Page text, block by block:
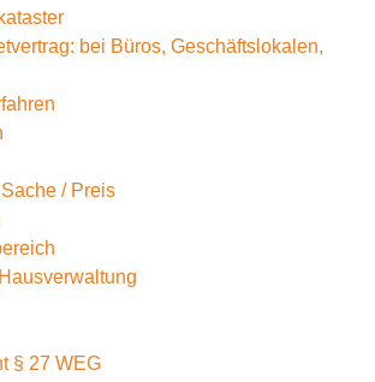
bei Büros, Geschäftslokalen,
/ Preis
§ 27 WEG